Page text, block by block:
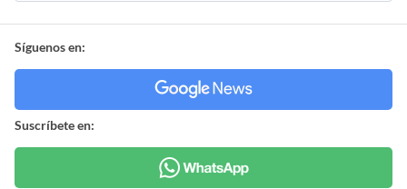
Síguenos en:
Suscríbete en: